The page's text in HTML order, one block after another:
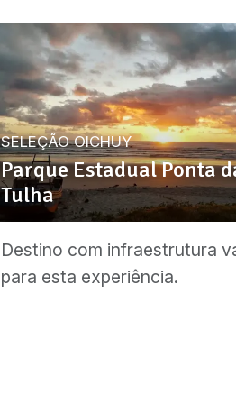
SELEÇÃO OICHUY
Parque Estadual Ponta
Tulha
Destino com infraestrutura
para esta experiência.